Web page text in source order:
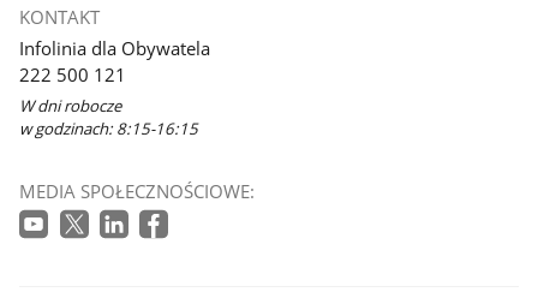
KONTAKT
Infolinia dla Obywatela
222 500 121
W dni robocze
w godzinach: 8:15-16:15
MEDIA SPOŁECZNOŚCIOWE: